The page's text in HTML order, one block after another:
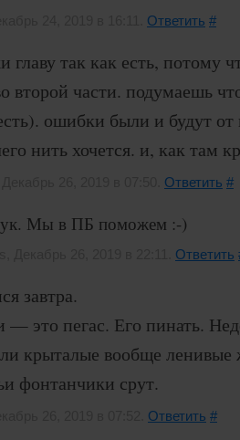
Ответить #
главу так как есть, потому
второй части. подумаешь
ошибки были и будут от
нить хочется. и, как там
Ответить #
Мы в ПБ поможем :-)
Ответить
завтра.
это пегас. Его пинать.
крыталые вообще
фонтанчики срут.
Ответить #